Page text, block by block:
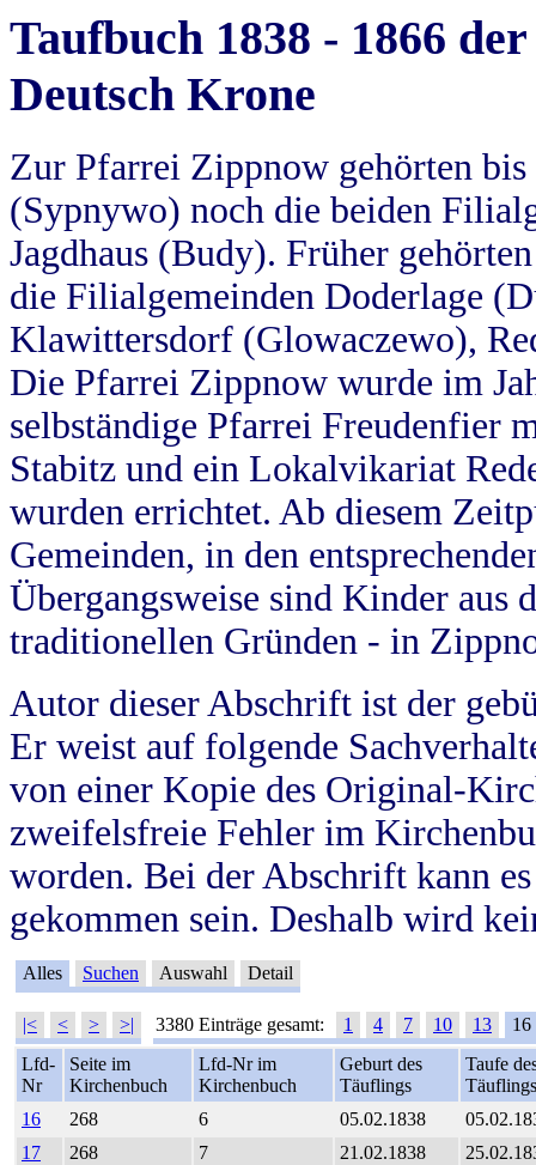
Taufbuch 1838 - 1866
Deutsch Krone
Zur Pfarrei Zippnow gehörten
(Sypnywo) noch die beiden
Jagdhaus (Budy). Früher
die Filialgemeinden Doderlage
Klawittersdorf (Glowaczewo),
Die Pfarrei Zippnow wurde im
selbständige Pfarrei Freudenfier
Stabitz und ein Lokalvikariat
wurden errichtet. Ab diesem
Gemeinden, in den
Übergangsweise sind Kinder aus
traditionellen Gründen - in
Autor dieser Abschrift ist der
Er weist auf folgende
von einer Kopie des Original-
zweifelsfreie Fehler im
worden. Bei der Abschrift kann
gekommen sein. Deshalb wird
Alles Suchen Auswahl Detail
|< < > >| 3380 Einträge gesamt: 1 4 7 10 13
16
Lfd-
Nr
Seite im
Kirchenbuch
Lfd-Nr im
Kirchenbuch
Geburt des
Täuflings
Taufe
Täuflings
16
268 6 05.02.1838
17
268 7 21.02.1838